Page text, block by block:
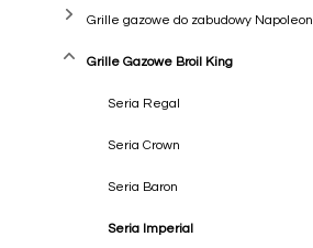
Grille gazowe do zabudowy Napoleon
Grille Gazowe Broil King
Seria Regal
Seria Crown
Seria Baron
Seria Imperial